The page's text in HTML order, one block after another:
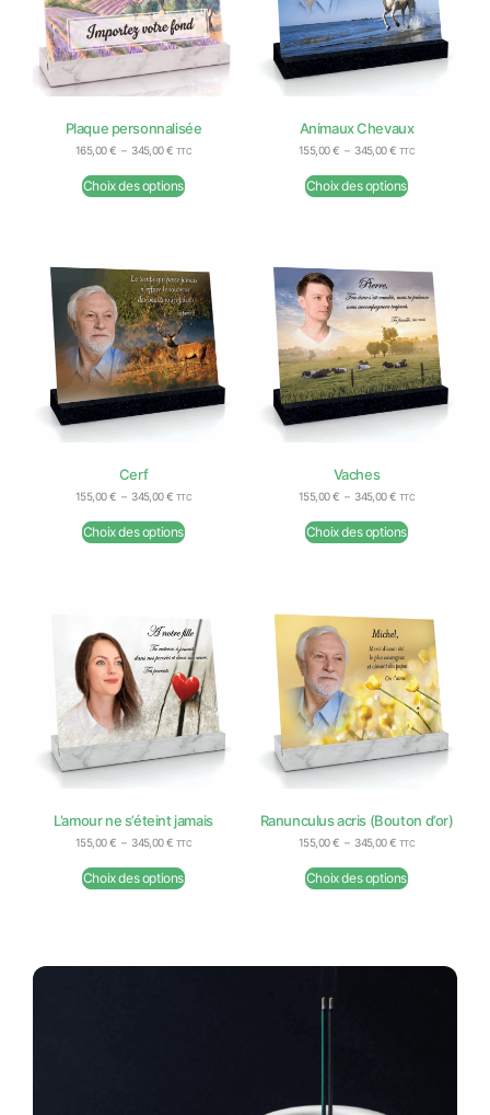
Plaque personnalisée
165,00€ – 345,00€ TTC
Choix des options
Animaux Chevaux
155,00€ – 345,00€ TTC
Choix des options
Cerf
155,00€ – 345,00€ TTC
Choix des options
Vaches
155,00€ – 345,00€ TTC
Choix des options
L’amour ne s’éteint jamais
155,00€ – 345,00€ TTC
Choix des options
Ranunculus acris (Bouton d’or)
155,00€ – 345,00€ TTC
Choix des options